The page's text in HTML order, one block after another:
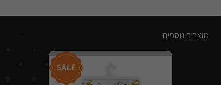
מוצרים נוספים